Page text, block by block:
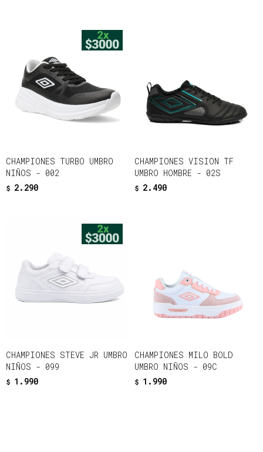
CHAMPIONES TURBO UMBRO
NIÑOS - 002
$ 2.290
CHAMPIONES VISION TF
UMBRO HOMBRE - 02S
$ 2.490
CHAMPIONES STEVE JR UMBRO
NIÑOS - 099
$ 1.990
CHAMPIONES MILO BOLD
UMBRO NIÑOS - 09C
$ 1.990